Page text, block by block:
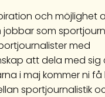
och möjlighet
jobbar som
med
att dela med sig
i maj kommer ni få
sportjournalistik